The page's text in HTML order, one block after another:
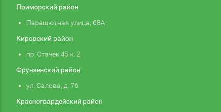
Приморский район
Парашютная улица, 68А
Кировский район
пр. Стачек 45 к. 2
Фрунзенский район
ул. Салова, д. 76
Красногвардейский район